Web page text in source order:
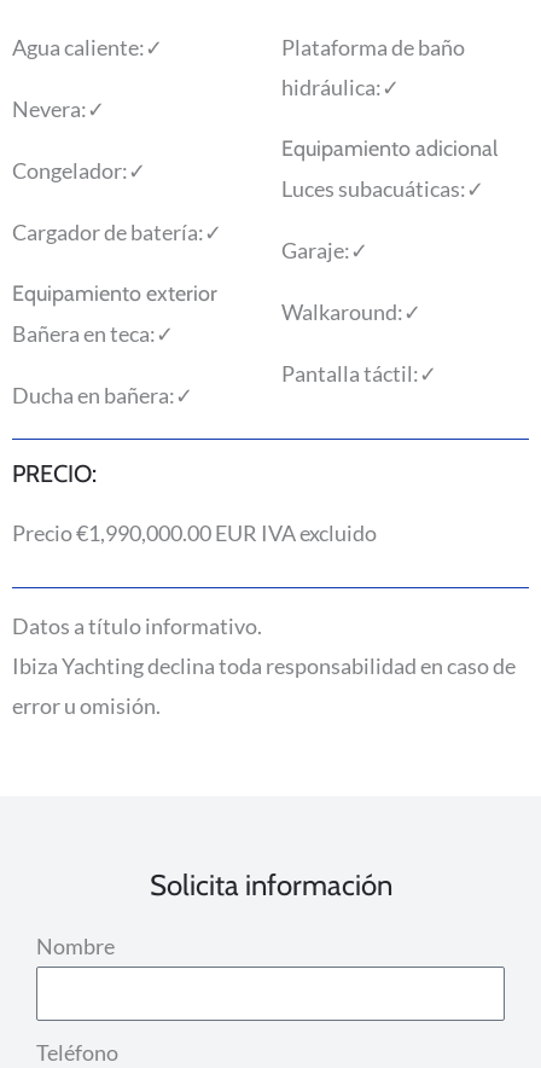
Agua caliente:✓
Nevera:✓
Congelador:✓
Cargador de batería:✓
Equipamiento exterior
Bañera en teca:✓
Ducha en bañera:✓
Plataforma de baño
hidráulica:✓
Equipamiento adicional
Luces subacuáticas:✓
Garaje:✓
Walkaround:✓
Pantalla táctil:✓
PRECIO:
Precio €1,990,000.00 EUR IVA excluido
Datos a título informativo.
Ibiza Yachting declina toda responsabilidad en caso de
error u omisión.
Solicita información
Nombre
Teléfono